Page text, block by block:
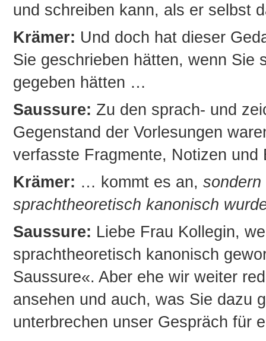
und schreiben kann, als er selbst
Krämer: Und doch hat dieser
Sie geschrieben hätten, wenn Sie
gegeben hätten …
Saussure: Zu den sprach- und
Gegenstand der Vorlesungen
verfasste Fragmente, Notizen
Krämer: … kommt es an,
sprachtheoretisch kanonisch
Saussure: Liebe Frau Kollegin,
sprachtheoretisch kanonisch
Saussure«. Aber ehe wir weiter
ansehen und auch, was Sie dazu
unterbrechen unser Gespräch für